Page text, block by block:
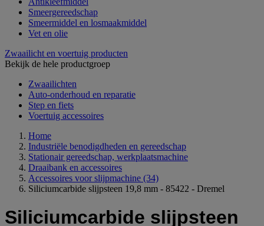
Smeergereedschap
Smeermiddel en losmaakmiddel
Vet en olie
Zwaailicht en voertuig producten
Bekijk de hele productgroep
Zwaailichten
Auto-onderhoud en reparatie
Step en fiets
Voertuig accessoires
Home
Industriële benodigdheden en gereedschap
Stationair gereedschap, werkplaatsmachine
Draaibank en accessoires
Accessoires voor slijpmachine (34)
Siliciumcarbide slijpsteen 19,8 mm - 85422 - Dremel
Siliciumcarbide slijpsteen